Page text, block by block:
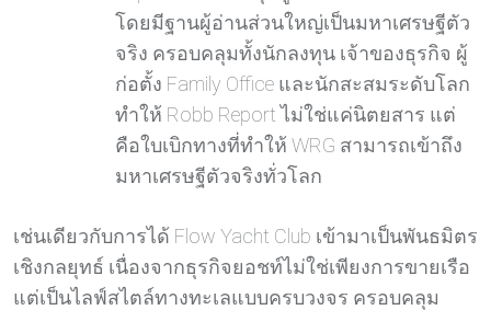
โดยมีฐานผู้อ่านส่วนใหญ่เป็นมหาเศรษฐีตัว
จริง ครอบคลุมทั้งนักลงทุน เจ้าของธุรกิจ ผู้
ก่อตั้ง Family Office และนักสะสมระดับโลก
ทำให้ Robb Report ไม่ใช่แค่นิตยสาร แต่
คือใบเบิกทางที่ทำให้ WRG สามารถเข้าถึง
มหาเศรษฐีตัวจริงทั่วโลก
เช่นเดียวกับการได้ Flow Yacht Club เข้ามาเป็นพันธมิตร
เชิงกลยุทธ์ เนื่องจากธุรกิจยอชท์ไม่ใช่เพียงการขายเรือ
แต่เป็นไลฟ์สไตล์ทางทะเลแบบครบวงจร ครอบคลุม